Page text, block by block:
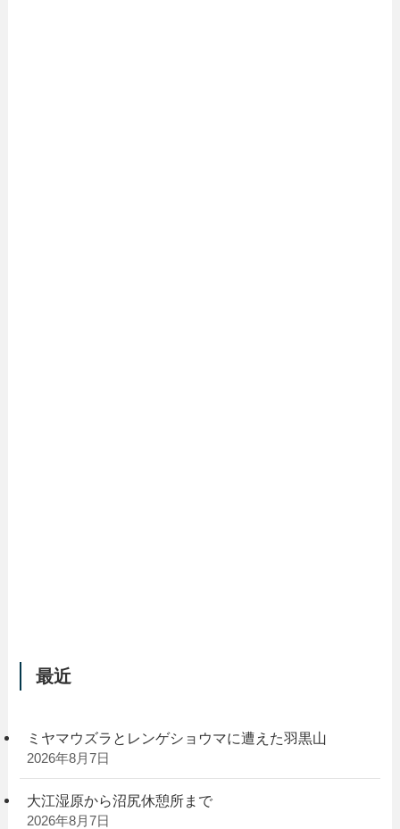
最近
ミヤマウズラとレンゲショウマに遭えた羽黒山
2026年8月7日
大江湿原から沼尻休憩所まで
2026年8月7日